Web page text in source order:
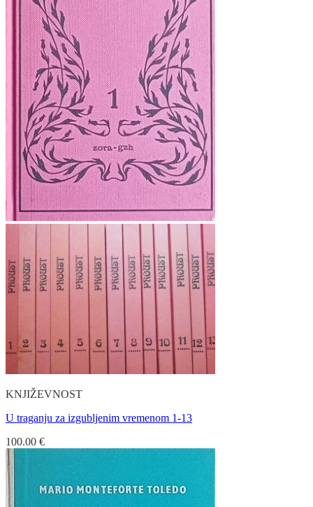
KNJIŽEVNOST
U traganju za izgubljenim vremenom 1-13
100.00 €